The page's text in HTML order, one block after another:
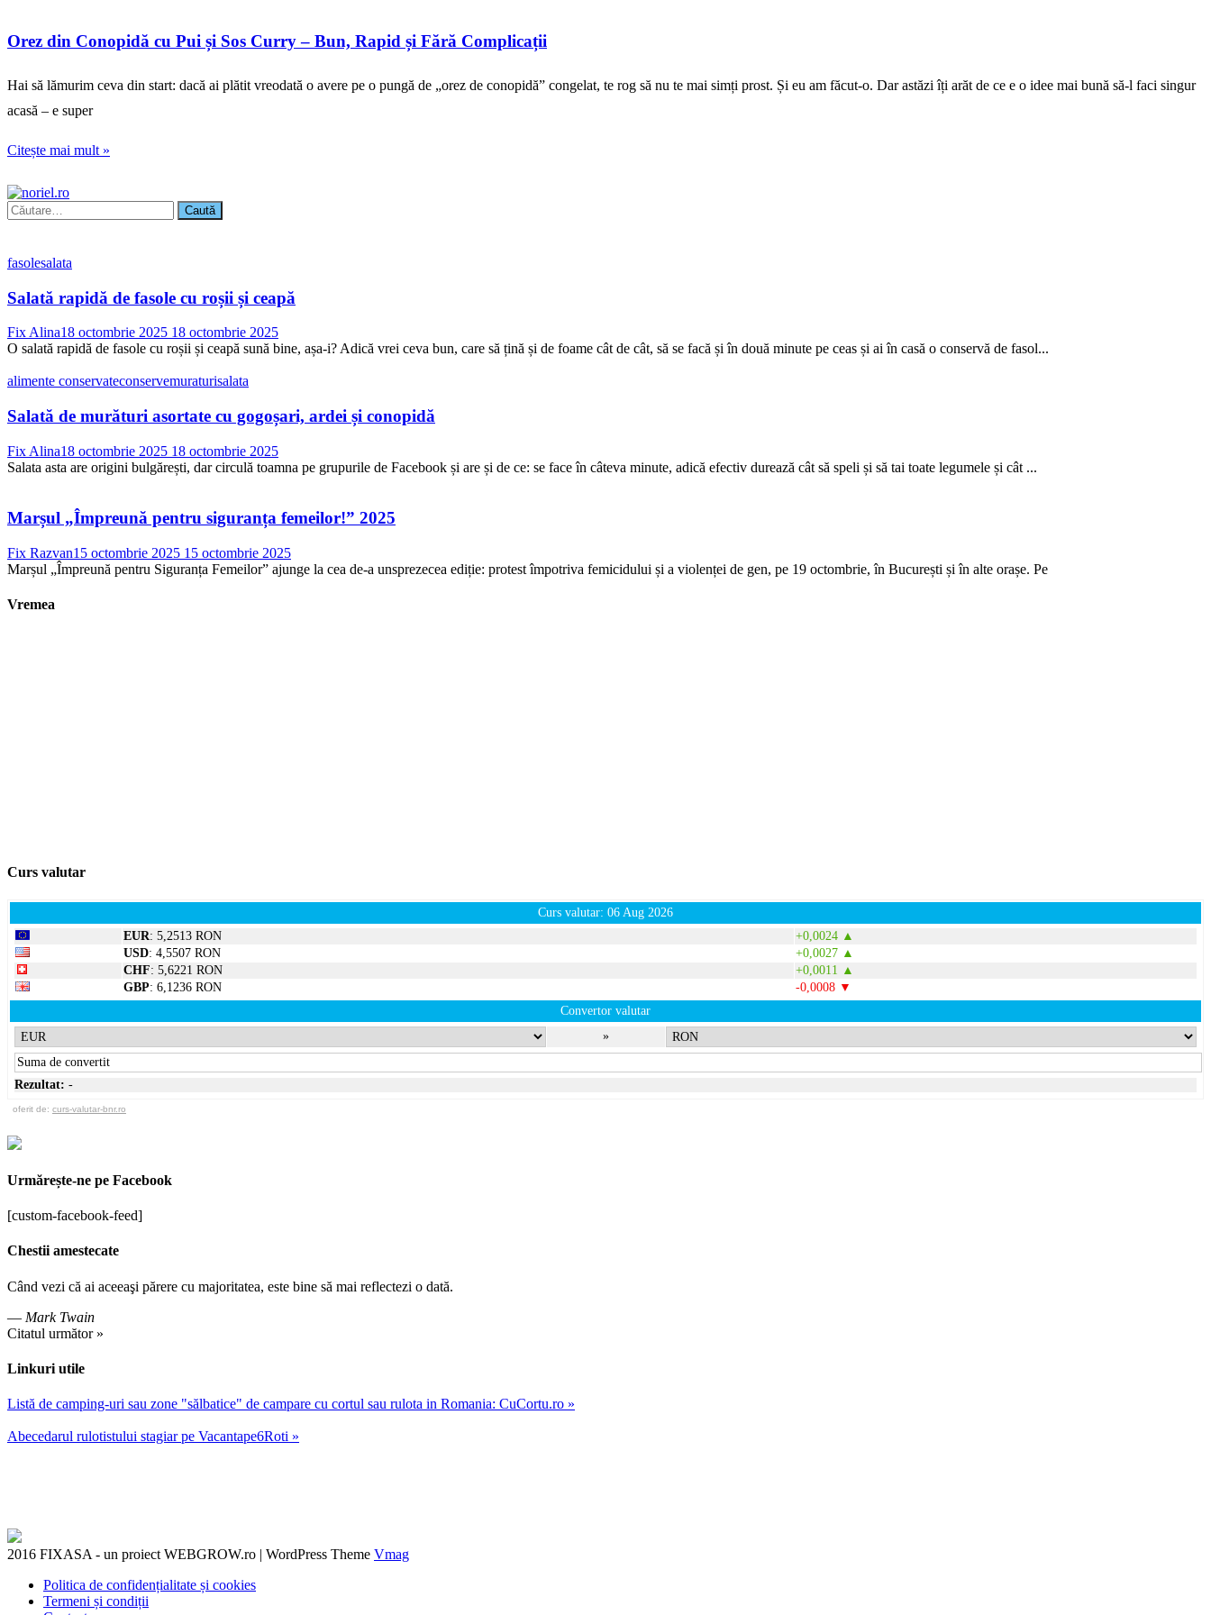
Orez din Conopidă cu Pui și Sos Curry – Bun, Rapid și Fără Complicații
Hai să lămurim ceva din start: dacă ai plătit vreodată o avere pe o pungă de „orez de conopidă” congelat, te rog să nu te mai simți prost. Și eu am făcut-o. Dar astăzi îți arăt de ce e o idee mai bună să-l faci singur
acasă – e super
Citește mai mult »
Caută
după:
fasolesalata
Salată rapidă de fasole cu roșii și ceapă
Fix Alina18 octombrie 2025 18 octombrie 2025
O salată rapidă de fasole cu roșii și ceapă sună bine, așa-i? Adică vrei ceva bun, care să țină și de foame cât de cât, să se facă și în două minute pe ceas și ai în casă o conservă de fasol...
alimente conservateconservemuraturisalata
Salată de murături asortate cu gogoșari, ardei și conopidă
Fix Alina18 octombrie 2025 18 octombrie 2025
Salata asta are origini bulgărești, dar circulă toamna pe grupurile de Facebook și are și de ce: se face în câteva minute, adică efectiv durează cât să speli și să tai toate legumele și cât ...
Marșul „Împreună pentru siguranța femeilor!” 2025
Fix Razvan15 octombrie 2025 15 octombrie 2025
Marșul „Împreună pentru Siguranța Femeilor” ajunge la cea de-a unsprezecea ediție: protest împotriva femicidului și a violenței de gen, pe 19 octombrie, în București și în alte orașe. Pe
Vremea
Curs valutar
Curs valutar: 06 Aug 2026
EUR: 5,2513 RON
+0,0024 ▲
USD: 4,5507 RON
+0,0027 ▲
CHF: 5,6221 RON
+0,0011 ▲
GBP: 6,1236 RON
-0,0008 ▼
Convertor valutar
»
Rezultat: -
oferit de: curs-valutar-bnr.ro
Urmărește-ne pe Facebook
[custom-facebook-feed]
Chestii amestecate
Când vezi că ai aceeaşi părere cu majoritatea, este bine să mai reflectezi o dată.
— Mark Twain
Citatul următor »
Linkuri utile
Listă de camping-uri sau zone "sălbatice" de campare cu cortul sau rulota in Romania: CuCortu.ro »
Abecedarul rulotistului stagiar pe Vacantape6Roti »
2016 FIXASA - un proiect WEBGROW.ro | WordPress Theme Vmag
Politica de confidențialitate și cookies
Termeni și condiții